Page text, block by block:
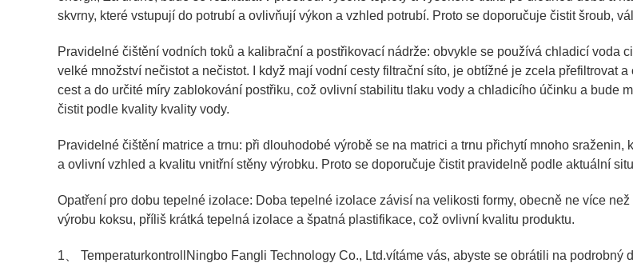
skvrny, které vstupují do potrubí a ovlivňují výkon a vzhled potrubí. Proto se doporučuje čistit šroub,
Pravidelné čištění vodních toků a kalibrační a postřikovací nádrže: obvykle se používá chladicí voda
velké množství nečistot a nečistot. I když mají vodní cesty filtrační síto, je obtížné je zcela přefiltrovat
cest a do určité míry zablokování postřiku, což ovlivní stabilitu tlaku vody a chladicího účinku a bude
čistit podle kvality kvality vody.
Pravidelné čištění matrice a trnu: při dlouhodobé výrobě se na matrici a trnu přichytí mnoho
a ovlivní vzhled a kvalitu vnitřní stěny výrobku. Proto se doporučuje čistit pravidelně podle aktuální
Opatření pro dobu tepelné izolace: Doba tepelné izolace závisí na velikosti formy, obecně ne více
výrobu koksu, příliš krátká tepelná izolace a špatná plastifikace, což ovlivní kvalitu produktu.
1、 Temperaturkontroll Ningbo Fangli Technology Co., Ltd.vítáme vás, abyste se obrátili na podrobný